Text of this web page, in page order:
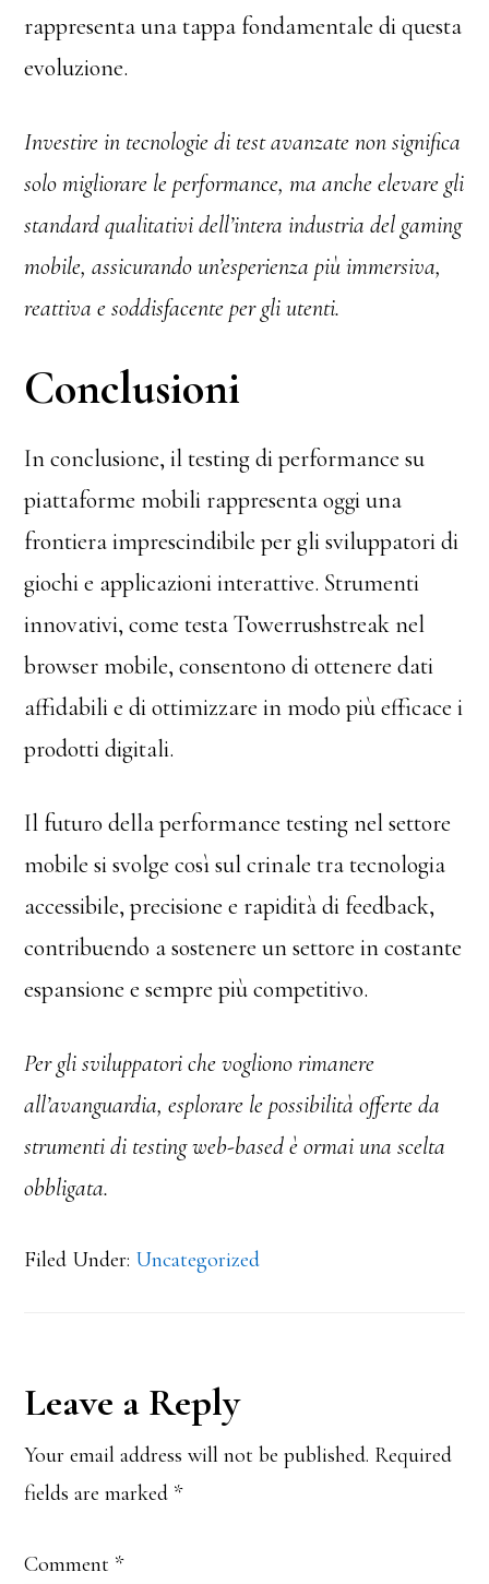
rappresenta una tappa fondamentale di questa
evoluzione.
Investire in tecnologie di test avanzate non significa
solo migliorare le performance, ma anche elevare gli
standard qualitativi dell’intera industria del gaming
mobile, assicurando un’esperienza più immersiva,
reattiva e soddisfacente per gli utenti.
Conclusioni
In conclusione, il testing di performance su
piattaforme mobili rappresenta oggi una
frontiera imprescindibile per gli sviluppatori di
giochi e applicazioni interattive. Strumenti
innovativi, come testa Towerrushstreak nel
browser mobile, consentono di ottenere dati
affidabili e di ottimizzare in modo più efficace i
prodotti digitali.
Il futuro della performance testing nel settore
mobile si svolge così sul crinale tra tecnologia
accessibile, precisione e rapidità di feedback,
contribuendo a sostenere un settore in costante
espansione e sempre più competitivo.
Per gli sviluppatori che vogliono rimanere
all’avanguardia, esplorare le possibilità offerte da
strumenti di testing web-based è ormai una scelta
obbligata.
Filed Under: Uncategorized
Reader
Interactions
Leave a Reply
Your email address will not be published. Required
fields are marked *
Comment *